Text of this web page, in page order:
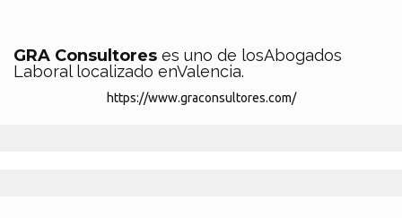
GRA Consultores es uno de losAbogados
Laboral localizado enValencia.
https://www.graconsultores.com/